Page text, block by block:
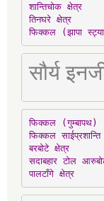
शान्तिचोक क्षेत्र
तिनघरे क्षेत्र
फिक्कल (झापा
सौर्य
फिक्कल (गुम्बापथ)
फिक्कल
बरबोटे क्षेत्र
सदाबहार टोल
पालटाँगे क्षेत्र